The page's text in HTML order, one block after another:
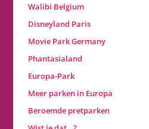
Walibi Belgium
Disneyland Paris
Movie Park Germany
Phantasialand
Europa-Park
Meer parken in Europa
Beroemde pretparken